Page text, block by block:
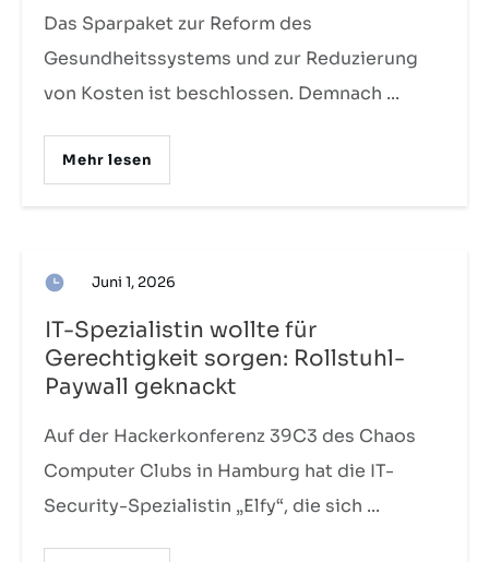
Das Sparpaket zur Reform des
Gesundheitssystems und zur Reduzierung
von Kosten ist beschlossen. Demnach ...
Mehr lesen
Juni 1, 2026
IT-Spezialistin wollte für
Gerechtigkeit sorgen: Rollstuhl-
Paywall geknackt
Auf der Hackerkonferenz 39C3 des Chaos
Computer Clubs in Hamburg hat die IT-
Security-Spezialistin „Elfy“, die sich ...